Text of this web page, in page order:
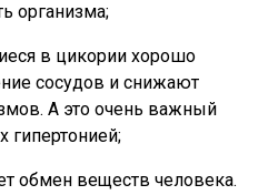
организма;
в цикории хорошо
сосудов и снижают
А это очень важный
гипертонией;
обмен веществ человека.